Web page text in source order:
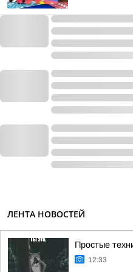
ЛЕНТА НОВОСТЕЙ
Простые
12:33